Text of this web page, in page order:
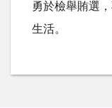
勇於檢舉賄選
生活。